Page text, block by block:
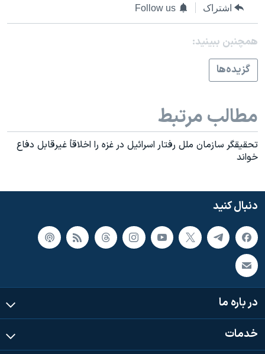
دادگاه حمید نوری
چهل سال گروگان‌گیری
قانون شفافیت دارائی کادر رهبری ایران
اعتراضات مردمی آبان ۹۸
نرگس محمدی برنده جایزه نوبل صلح
همایش محافظه‌کاران آمریکا «سی‌پک»
صفحه‌های ویژه
اشتراک Follow us
همچنبن ببینید:
گزيده‌ها
مطالب مرتبط
تحقيقگر سازمان ملل رفتار اسرائيل در غزه را اخلاقأ غيرقابل دفاع
خواند
دنبال کنید
در باره ما
خدمات